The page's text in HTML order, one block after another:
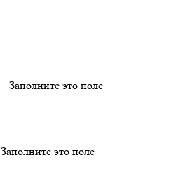
Заполните это поле
Заполните это поле